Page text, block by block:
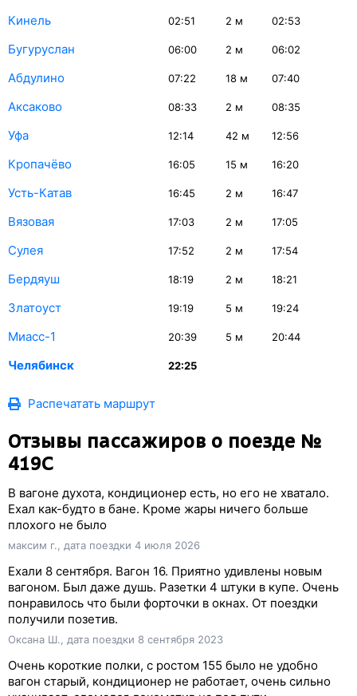
Кинель 02:51 2 м 02:53
Бугуруслан 06:00 2 м 06:02
Абдулино 07:22 18 м 07:40
Аксаково 08:33 2 м 08:35
Уфа 12:14 42 м 12:56
Кропачёво 16:05 15 м 16:20
Усть-Катав 16:45 2 м 16:47
Вязовая 17:03 2 м 17:05
Сулея 17:52 2 м 17:54
Бердяуш 18:19 2 м 18:21
Златоуст 19:19 5 м 19:24
Миасс-1 20:39 5 м 20:44
Челябинск 22:25
Распечатать маршрут
Отзывы пассажиров о поезде №
419С
В вагоне духота, кондиционер есть, но его не хватало.
Ехал как-будто в бане. Кроме жары ничего больше
плохого не было
максим г., дата поездки 4 июля 2026
Ехали 8 сентября. Вагон 16. Приятно удивлены новым
вагоном. Был даже душь. Разетки 4 штуки в купе. Очень
понравилось что были форточки в окнах. От поездки
получили позетив.
Оксана Ш., дата поездки 8 сентября 2023
Очень короткие полки, с ростом 155 было не удобно
вагон старый, кондиционер не работает, очень сильно